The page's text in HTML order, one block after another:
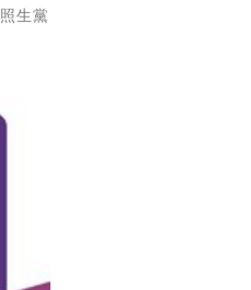
生黨